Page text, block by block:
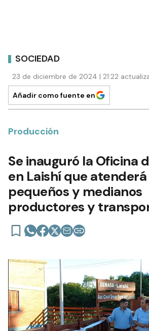
SOCIEDAD
23 de diciembre de 2024 | 21:22
Añadir como fuente en
Producción
Se inauguró la Oficina
en Laishí que atenderá
pequeños y medianos
productores y